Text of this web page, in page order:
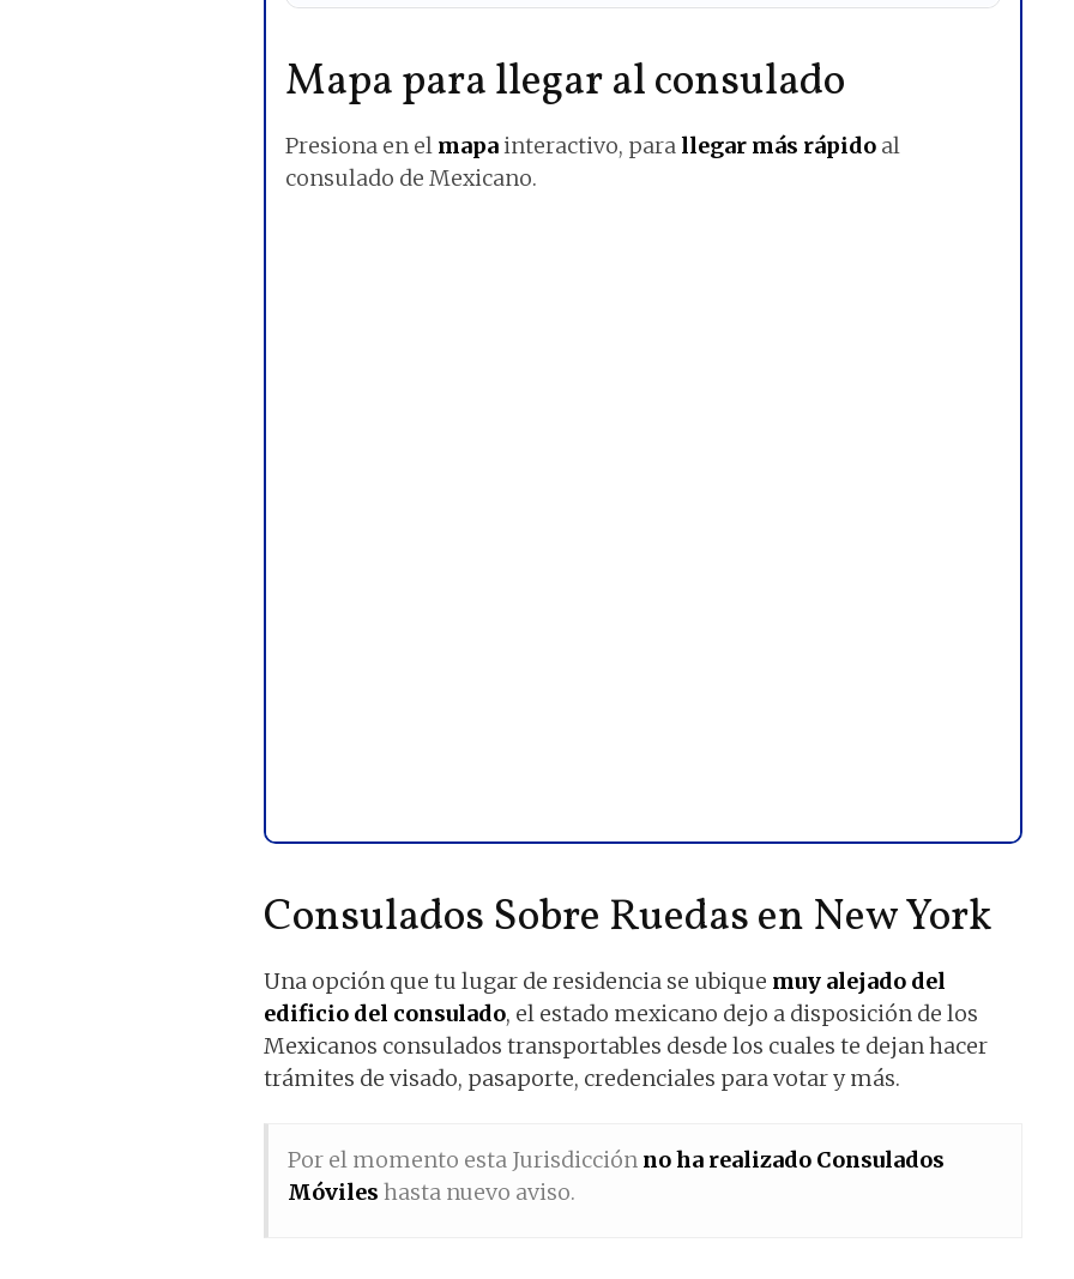
Mapa para llegar al consulado
Presiona en el mapainteractivo, para llegar más rápido al
consulado de Mexicano.
Consulados Sobre Ruedas en New York
Una opción que tu lugar de residencia se ubique muy alejado del
edificio del consulado, el estado mexicano dejo a disposición de los
Mexicanos consulados transportables desde los cuales te dejan hacer
trámites de visado, pasaporte, credenciales para votar y más.
Por el momento esta Jurisdicción no ha realizado Consulados
Móviles hasta nuevo aviso.